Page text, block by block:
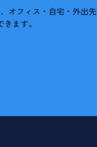
オフィス・自宅・外出先
ます。